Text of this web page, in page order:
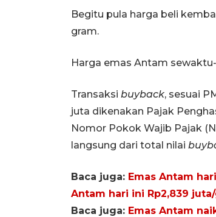
Begitu pula harga beli
gram.
Harga emas Antam
Transaksi buyback, sesuai
juta dikenakan Pajak
Nomor Pokok Wajib Pajak
langsung dari total nilai
Baca juga: Emas Antam
Antam hari ini Rp2,839
Baca juga: Emas Antam